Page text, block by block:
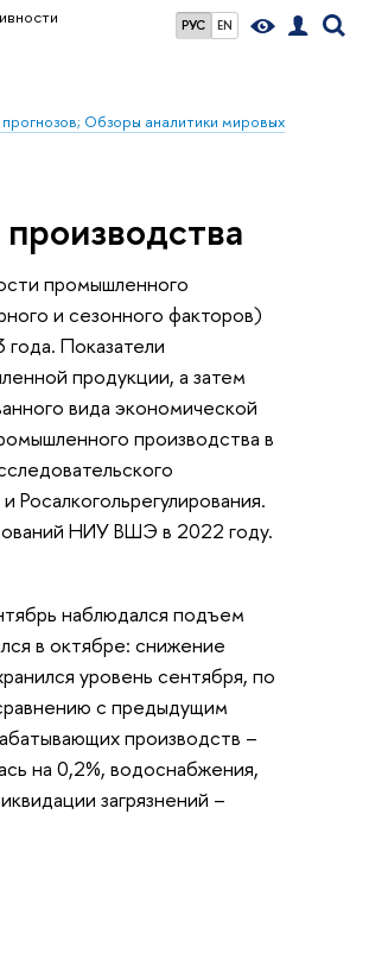
РУС EN
Обзоры аналитики мировых
промышленного
и сезонного факторов)
Показатели
продукции, а затем
вида экономической
производства в
НИУ ВШЭ в 2022 году.
наблюдался подъем
в октябре: снижение
уровень сентября, по
с предыдущим
производств –
на 0,2%, водоснабжения,
загрязнений –